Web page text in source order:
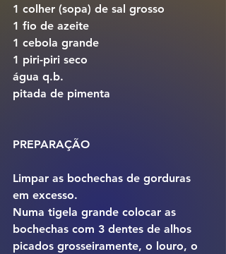
1 colher (sopa) de sal grosso
1 fio de azeite
1 cebola grande
1 piri-piri seco
água q.b.
pitada de pimenta
PREPARAÇÃO
Limpar as bochechas de gorduras
em excesso.
Numa tigela grande colocar as
bochechas com 3 dentes de alhos
picados grosseiramente, o louro, o